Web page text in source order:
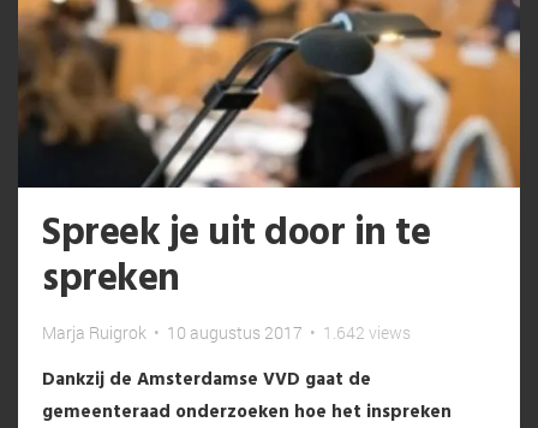
Spreek je uit door in te
spreken
Marja Ruigrok • 10 augustus 2017 • 1.642 views
Dankzij de Amsterdamse VVD gaat de
gemeenteraad onderzoeken hoe het inspreken